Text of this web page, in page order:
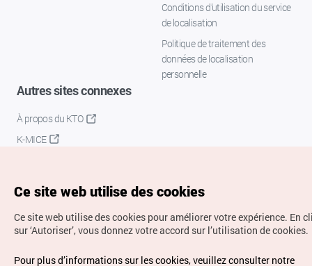
Conditions d’utilisation du service
de localisation
Politique de traitement des
données de localisation
personnelle
Autres sites connexes
À propos du KTO
K-MICE
Droits d’auteur (c) Office National du Tourisme en Corée.
Ce site web utilise des cookies
Ce site web utilise des cookies pour améliorer votre expérience. En
sur ‘Autoriser’, vous donnez votre accord sur l’utilisation de cookies.
Pour plus d’informations sur les cookies, veuillez consulter notre